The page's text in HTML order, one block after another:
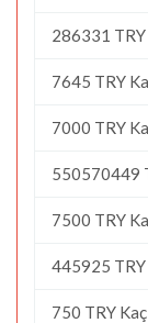
286331 TRY
7645 TRY
7000 TRY
550570449
7500 TRY
445925 TRY
750 TRY